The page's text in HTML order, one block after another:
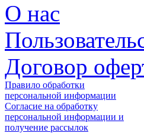
О нас
Договор
Правило обработки
персональной информации
Согласие на обработку
персональной информации и
получение рассылок